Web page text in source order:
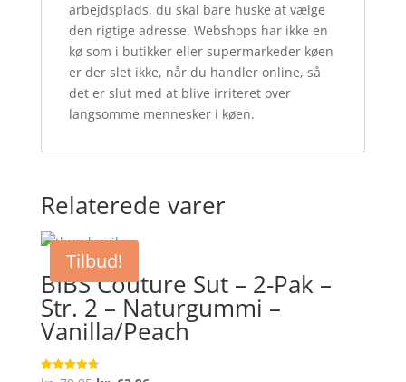
arbejdsplads, du skal bare huske at vælge
den rigtige adresse. Webshops har ikke en
kø som i butikker eller supermarkeder køen
er der slet ikke, når du handler online, så
det er slut med at blive irriteret over
langsomme mennesker i køen.
Relaterede varer
Tilbud!
BIBS Couture Sut – 2-Pak –
Str. 2 – Naturgummi –
Vanilla/Peach